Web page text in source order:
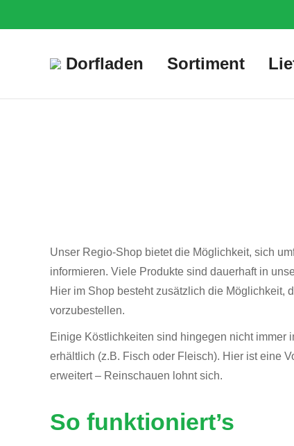
Dorfladen Sortiment
Unser Regio-Shop bietet die Möglichkeit, sich
informieren. Viele Produkte sind dauerhaft in
Hier im Shop besteht zusätzlich die Möglichkeit,
vorzubestellen.
Einige Köstlichkeiten sind hingegen nicht immer
erhältlich (z.B. Fisch oder Fleisch). Hier ist eine
erweitert – Reinschauen lohnt sich.
So funktioniert’s